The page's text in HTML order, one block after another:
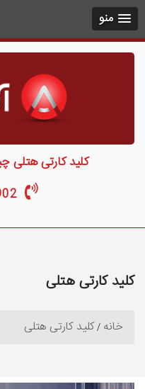
منو
کلید کارتی هتلی
کلید کارتی هتلی
خانه کلید کارتی هتلی